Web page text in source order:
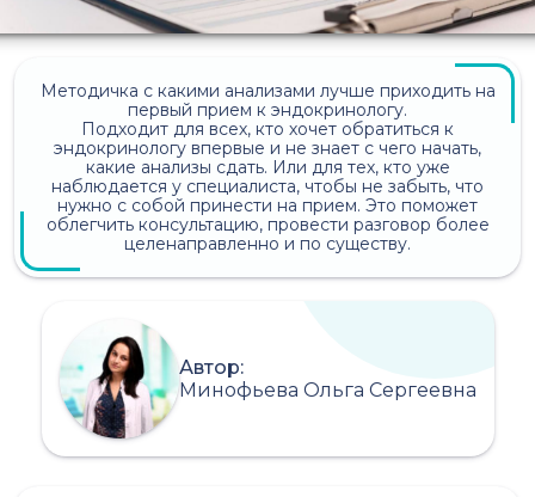
Методичка с какими анализами лучше приходить на
первый прием к эндокринологу.
Подходит для всех, кто хочет обратиться к
эндокринологу впервые и не знает с чего начать,
какие анализы сдать. Или для тех, кто уже
наблюдается у специалиста, чтобы не забыть, что
нужно с собой принести на прием. Это поможет
облегчить консультацию, провести разговор более
целенаправленно и по существу.
Автор:
Минофьева Ольга Сергеевна